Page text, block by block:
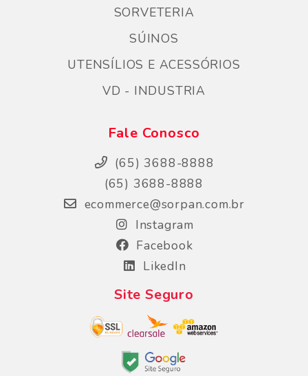
SORVETERIA
SÚINOS
UTENSÍLIOS E ACESSÓRIOS
VD - INDUSTRIA
Fale Conosco
(65) 3688-8888
(65) 3688-8888
ecommerce@sorpan.com.br
Instagram
Facebook
LikedIn
Site Seguro